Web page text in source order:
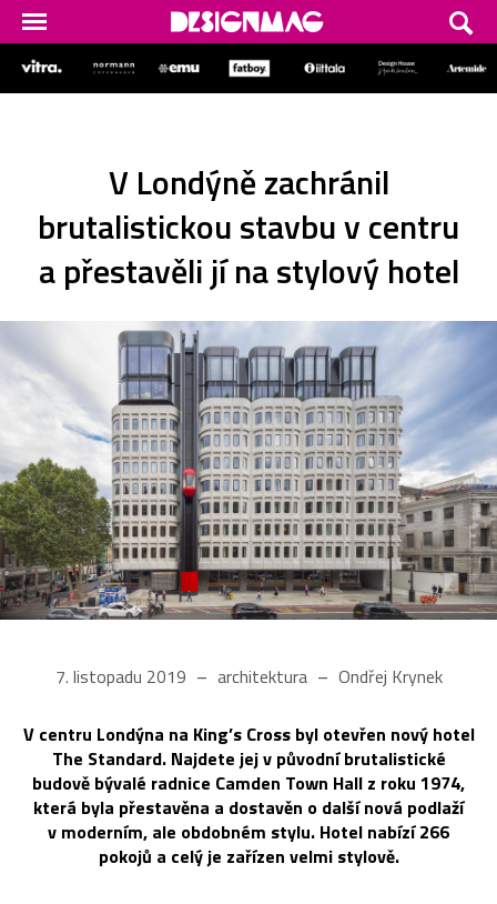
V Londýně zachránil
brutalistickou stavbu v centru
a přestavěli jí na stylový hotel
7. listopadu 2019 architektura Ondřej Krynek
V centru Londýna na King’s Cross byl otevřen nový hotel
The Standard. Najdete jej v původní brutalistické
budově bývalé radnice Camden Town Hall z roku 1974,
která byla přestavěna a dostavěn o další nová podlaží
v moderním, ale obdobném stylu. Hotel nabízí 266
pokojů a celý je zařízen velmi stylově.